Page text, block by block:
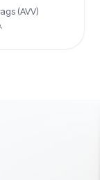
(AVV)